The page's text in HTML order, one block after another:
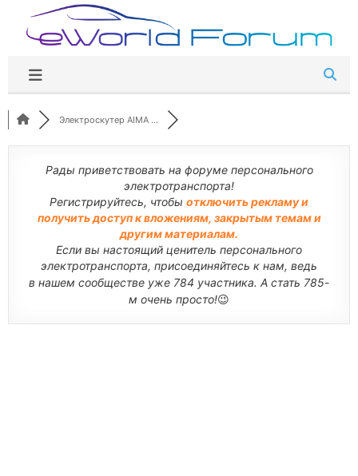
Перейти
содержимому
Электроскутер AIMA ...
Рады приветствовать на форуме персонального
электротранспорта!
Регистрируйтесь, чтобы отключить рекламу и
получить доступ к вложениям, закрытым темам и
другим материалам.
Если вы настоящий ценитель персонального
электротранспорта, присоединяйтесь к нам, ведь
в нашем сообществе уже 784 участника. А стать 785-
м очень просто!😉